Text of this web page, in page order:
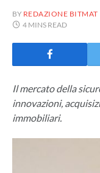
BY REDAZIONE BITMAT
4 MINS READ
Il mercato della
innovazioni,
immobiliari.